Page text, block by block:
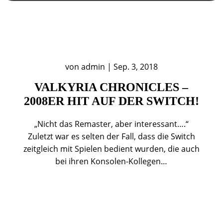
von admin | Sep. 3, 2018
VALKYRIA CHRONICLES –
2008ER HIT AUF DER SWITCH!
„Nicht das Remaster, aber interessant….“
Zuletzt war es selten der Fall, dass die Switch
zeitgleich mit Spielen bedient wurden, die auch
bei ihren Konsolen-Kollegen…